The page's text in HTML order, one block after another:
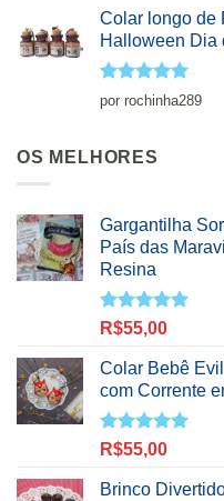
Colar longo de
Halloween Dia
Avaliação5
de 5
por rochinha289
OS MELHORES
Gargantilha
País das
Resina
Avaliação
R$55,00
Colar Bebê
com Corrente
Avaliação
R$55,00
Brinco